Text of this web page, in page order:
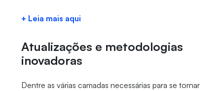
+ Leia mais aqui
Atualizações e metodologias
inovadoras
Dentre as várias camadas necessárias para se tornar